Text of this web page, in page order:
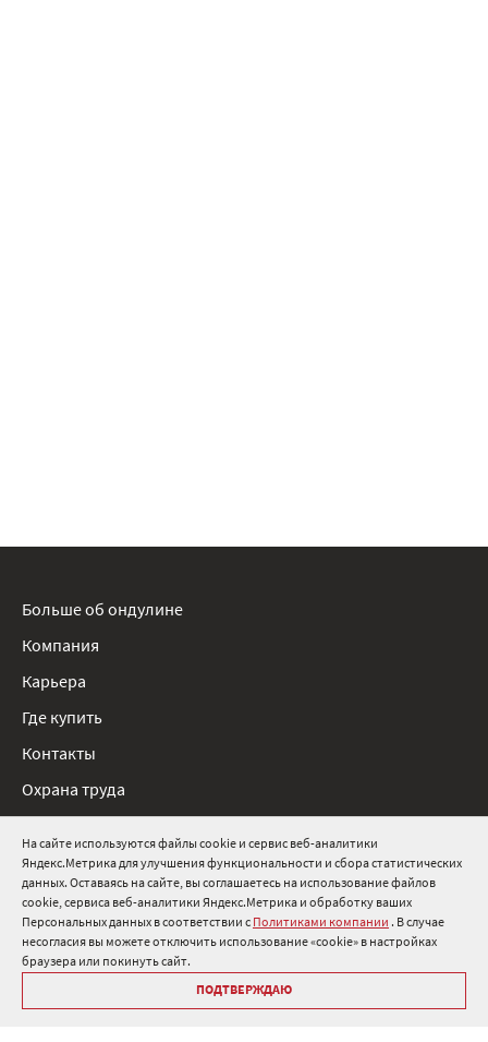
На сайте используются файлы cookie и сервис веб-аналитики
Яндекс.Метрика для улучшения функциональности и сбора статистических
данных. Оставаясь на сайте, вы соглашаетесь на использование файлов
cookie, сервиса веб-аналитики Яндекс.Метрика и обработку ваших
Персональных данных в соответствии с Политиками компании . В случае
несогласия вы можете отключить использование «cookie» в настройках
браузера или покинуть сайт.
ПОДТВЕРЖДАЮ
8 800 511 91 82
info@onduline.ru
Россия Беларусь Казахстан
Больше об ондулине
Компания
Карьера
Где купить
Контакты
Охрана труда